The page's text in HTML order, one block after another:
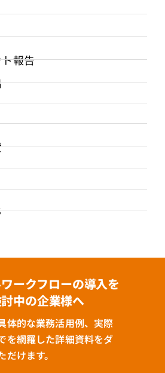
報告
ークフローの導入を
中の企業様へ
体的な業務活用例、実際
を網羅した詳細資料をダ
けます。